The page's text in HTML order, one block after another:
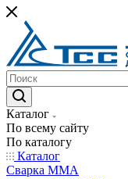
Каталог
По всему сайту
По каталогу
Каталог
Сварка MMA